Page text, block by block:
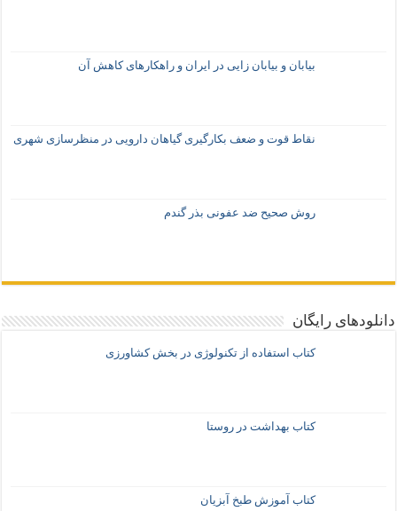
بیابان و بیابان زایی در ایران و راهکارهای کاهش آن
نقاط قوت و ضعف بکارگیری گیاهان دارویی در منظرسازی شهری
روش صحیح ضد عفونی بذر گندم
دانلودهای رایگان
کتاب استفاده از تکنولوژی در بخش کشاورزی
کتاب بهداشت در روستا
کتاب آموزش طبخ آبزیان